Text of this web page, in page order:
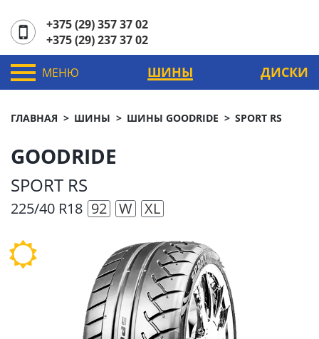
+375 (29) 357 37 02
+375 (29) 237 37 02
МЕНЮ ШИНЫ ДИСКИ
ГЛАВНАЯ ШИНЫ ШИНЫ GOODRIDE SPORT RS
GOODRIDE
SPORT RS
225/40 R18 92 W XL